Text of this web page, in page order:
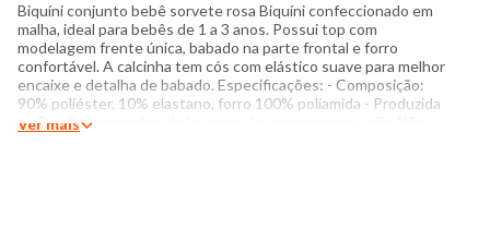
Biquíni conjunto bebê sorvete rosa Biquíni confeccionado em
malha, ideal para bebês de 1 a 3 anos. Possui top com
modelagem frente única, babado na parte frontal e forro
confortável. A calcinha tem cós com elástico suave para melhor
encaixe e detalha de babado. Especificações: - Composição:
90% poliéster, 10% elastano, forro 100% poliamida - Produzida
no Brasil - Instruções de lavagem: Lavar somente a mão Não
Ver mais